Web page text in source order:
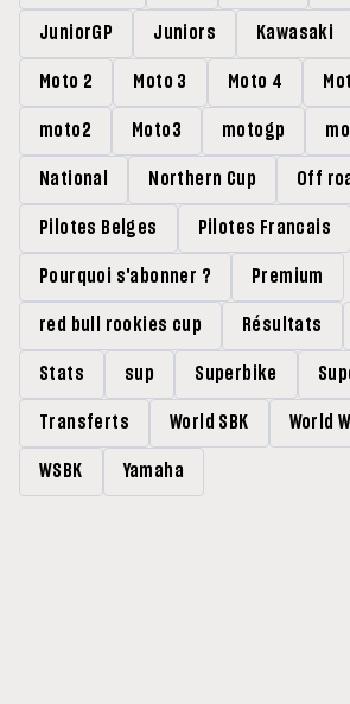
JuniorGP Juniors Kawasaki
Moto 2 Moto 3 Moto 4
moto2 Moto3 motogp
National Northern Cup Off
Pilotes Belges Pilotes Francais
Pourquoi s'abonner ? Premium
red bull rookies cup Résultats
Stats sup Superbike
Transferts World SBK World
WSBK Yamaha